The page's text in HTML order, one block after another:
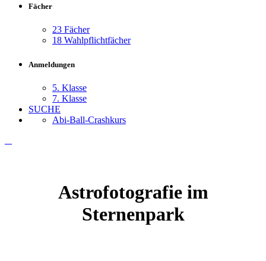
Fächer
23 Fächer
18 Wahlpflichtfächer
Anmeldungen
5. Klasse
7. Klasse
SUCHE
Abi-Ball-Crashkurs
Astrofotografie im
Sternenpark